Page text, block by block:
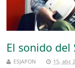
El sonido del
ESJAPON 15, abr,